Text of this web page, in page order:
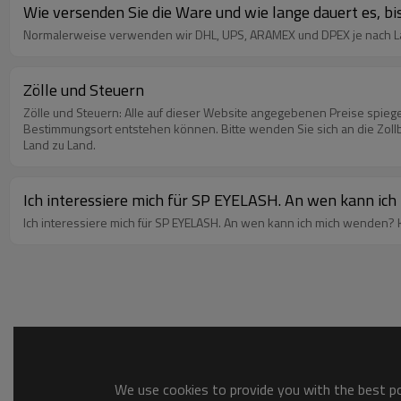
Wie versenden Sie die Ware und wie lange dauert es,
Normalerweise verwenden wir DHL, UPS, ARAMEX und DPEX je
Zölle und Steuern
Zölle und Steuern: Alle auf dieser Website angegebenen Preise spiegeln nicht einige oder alle internationalen Zölle, Steuern oder sonstigen Zollgebühren wider, die dem Paket bei seiner Ankunft am endgültigen
Bestimmungsort entstehen können. Bitte wenden Sie sich an die
Land zu Land.
Ich interessiere mich für SP EYELASH. An wen kann
We use cookies to provide you with the best